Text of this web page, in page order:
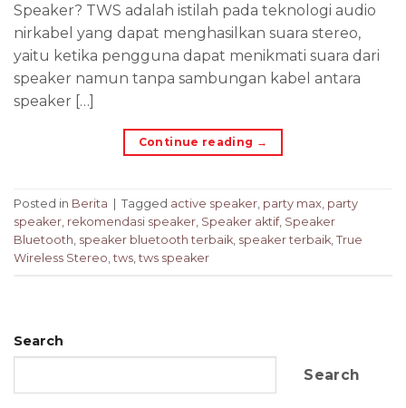
Speaker? TWS adalah istilah pada teknologi audio
nirkabel yang dapat menghasilkan suara stereo,
yaitu ketika pengguna dapat menikmati suara dari
speaker namun tanpa sambungan kabel antara
speaker […]
Continue reading →
Posted in Berita Tagged active speaker, party max, party
speaker, rekomendasi speaker, Speaker aktif, Speaker
Bluetooth, speaker bluetooth terbaik, speaker terbaik, True
Wireless Stereo, tws, tws speaker
Search
Search